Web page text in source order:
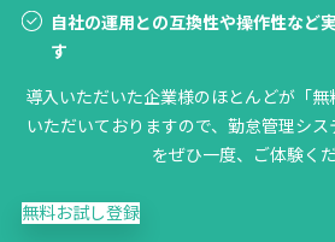
自社の運用との互換性や操作性など
す
導入いただいた企業様のほとんどが「
いただいておりますので、勤怠管理シ
をぜひ一度、ご体験く
無料お試し登録